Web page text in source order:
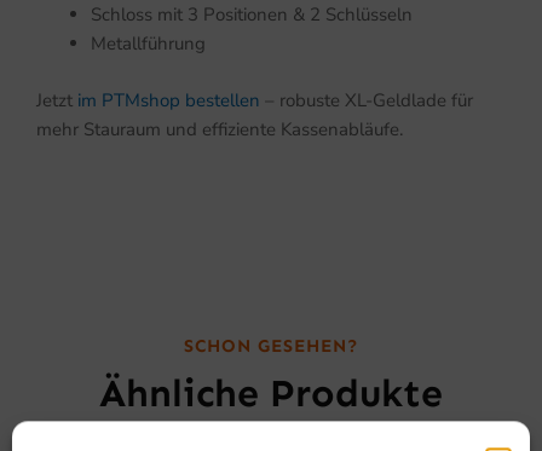
Schloss mit 3 Positionen & 2 Schlüsseln
Metallführung
Jetzt im PTMshop bestellen – robuste XL-Geldlade für
mehr Stauraum und effiziente Kassenabläufe.
SCHON GESEHEN?
Ähnliche Produkte